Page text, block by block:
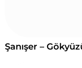
Şanışer –